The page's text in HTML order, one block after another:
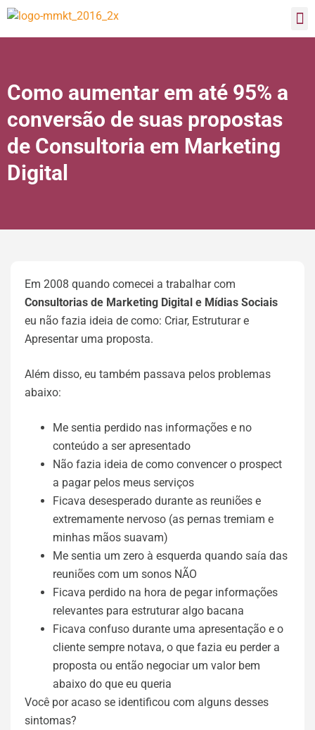
Como aumentar em até 95% a
conversão de suas propostas
de Consultoria em Marketing
Digital
Em 2008 quando comecei a trabalhar com
Consultorias de Marketing Digital e Mídias Sociais
eu não fazia ideia de como: Criar, Estruturar e
Apresentar uma proposta.
Além disso, eu também passava pelos problemas
abaixo:
Me sentia perdido nas informações e no
conteúdo a ser apresentado
Não fazia ideia de como convencer o prospect
a pagar pelos meus serviços
Ficava desesperado durante as reuniões e
extremamente nervoso (as pernas tremiam e
minhas mãos suavam)
Me sentia um zero à esquerda quando saía das
reuniões com um sonos NÃO
Ficava perdido na hora de pegar informações
relevantes para estruturar algo bacana
Ficava confuso durante uma apresentação e o
cliente sempre notava, o que fazia eu perder a
proposta ou então negociar um valor bem
abaixo do que eu queria
Você por acaso se identificou com alguns desses
sintomas?